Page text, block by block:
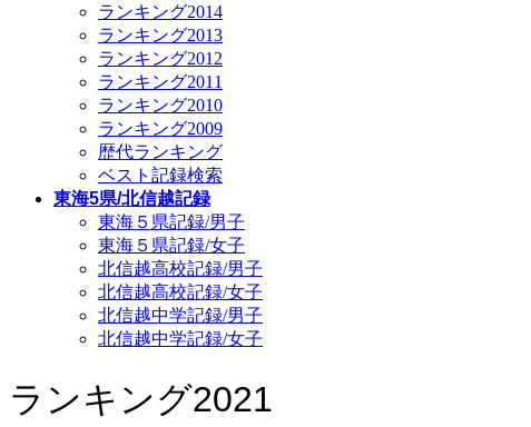
ランキング2014
ランキング2013
ランキング2012
ランキング2011
ランキング2010
ランキング2009
歴代ランキング
ベスト記録検索
東海5県/北信越記録
東海５県記録/男子
東海５県記録/女子
北信越高校記録/男子
北信越高校記録/女子
北信越中学記録/男子
北信越中学記録/女子
ランキング2021